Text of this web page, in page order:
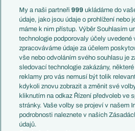
Témata
Představení týmů MS
EuroSkauting
PL v kostce
Evropské koeficienty
Přestupy
Přestupové spekulace
Zranění
Kluby
Arsenal FC
Chelsea FC
Itálie
Brazílie
My a naši partneři999 ukládáme do
údaje, jako jsou údaje o prohlížení nebo
máme k nim přístup. Výběr Souhlasím
technologie podporovaly účely uvedené
zpracováváme údaje za účelem
vše nebo odvoláním svého souhlasu je
sledovací technologie zakázány,
reklamy pro vás nemusí být tolik
kdykoli znovu zobrazit a změnit své
kliknutím na odkaz Řízení předvoleb ve
stránky. Vaše volby se projeví v našem
podrobnosti naleznete v našich
údajů.